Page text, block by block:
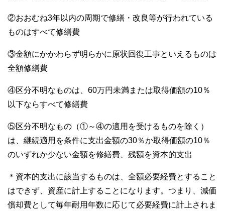
②おおむね3年以内の周期で修繕・改良等が行われている
ものはすべて修繕費
③金額にかかわらず明らかに原状回復工事といえるものは
全額修繕費
④区分不明なものは、60万円未満または取得価額の10％
以下ならすべて修繕費
⑤区分不明なもの（①～④の適用を受けるものを除く）
は、継続適用を条件に支出金額の30％か取得価額の10％
のいずれか少ない金額を修繕費、残額を資本的支出
＊資本的支出に該当するものは、全額必要経費とすること
はできず、資産に計上することになります。つまり、減価
償却費として毎年耐用年数に応じて必要経費に計上されま